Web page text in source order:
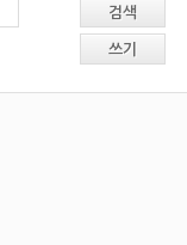
검색
쓰기